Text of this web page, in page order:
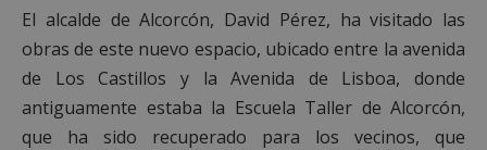
El alcalde de Alcorcón, David Pérez, ha visitado las
obras de este nuevo espacio, ubicado entre la avenida
de Los Castillos y la Avenida de Lisboa, donde
antiguamente estaba la Escuela Taller de Alcorcón,
que ha sido recuperado para los vecinos, que